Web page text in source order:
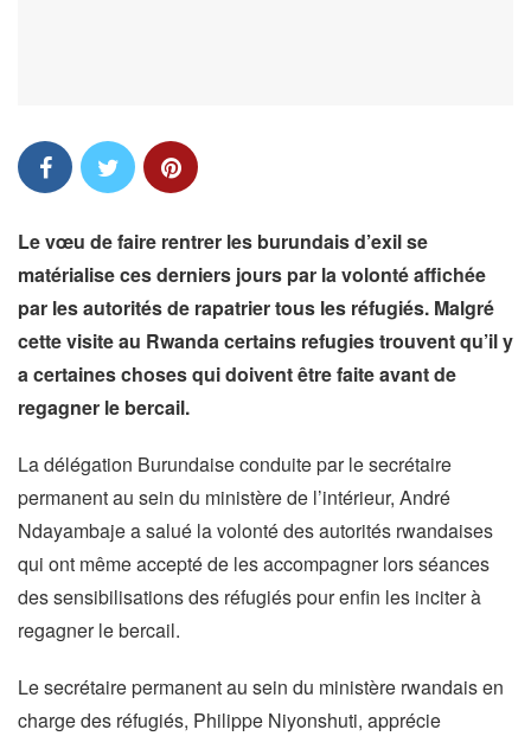
Le vœu de faire rentrer les burundais d’exil se
matérialise ces derniers jours par la volonté affichée
par les autorités de rapatrier tous les réfugiés. Malgré
cette visite au Rwanda certains refugies trouvent qu’il y
a certaines choses qui doivent être faite avant de
regagner le bercail.
La délégation Burundaise conduite par le secrétaire
permanent au sein du ministère de l’intérieur, André
Ndayambaje a salué la volonté des autorités rwandaises
qui ont même accepté de les accompagner lors séances
des sensibilisations des réfugiés pour enfin les inciter à
regagner le bercail.
Le secrétaire permanent au sein du ministère rwandais en
charge des réfugiés, Philippe Niyonshuti, apprécie